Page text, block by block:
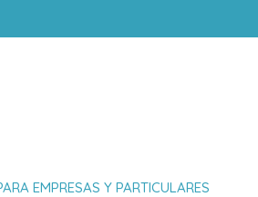
EMPRESAS Y PARTICULARES